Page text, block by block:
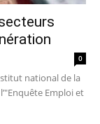
0
national de la
Emploi et